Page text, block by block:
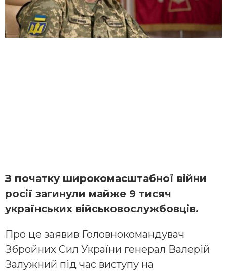
З початку широкомасштабної війни
росії загинули майже 9 тисяч
українських військовослужбовців.
Про це заявив Головнокомандувач
Збройних Сил України генерал Валерій
Залужний під час виступу на